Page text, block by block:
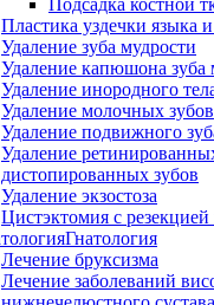
Подсадка костной
Пластика уздечки языка
Удаление зуба мудрости
Удаление капюшона зуба
Удаление инородного
Удаление молочных зубов
Удаление подвижного
Удаление
дистопированных зубов
Удаление экзостоза
Цистэктомия с
Гнатология
Лечение бруксизма
Лечение заболеваний